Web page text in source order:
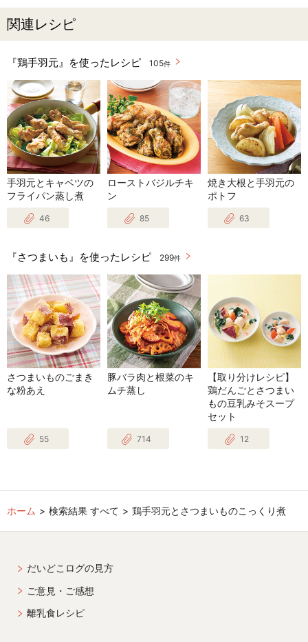
関連レシピ
『鶏手羽元』を使ったレシピ 105件
手羽元とキャベツの
フライパン蒸し煮
46
ローストバジルチキ
ン
85
焼き大根と手羽元の
ポトフ
63
『さつまいも』を使ったレシピ 299件
さつまいものごまき
な粉あえ
55
豚バラ肉と根菜のキ
ムチ蒸し
714
【取り分けレシピ】
鶏だんごとさつまい
もの豆乳みそスープ
セット
12
ホーム 検索結果 すべて 鶏手羽元とさつまいものこっくり煮
だいどこログの見方
ご意見・ご感想
離乳食レシピ